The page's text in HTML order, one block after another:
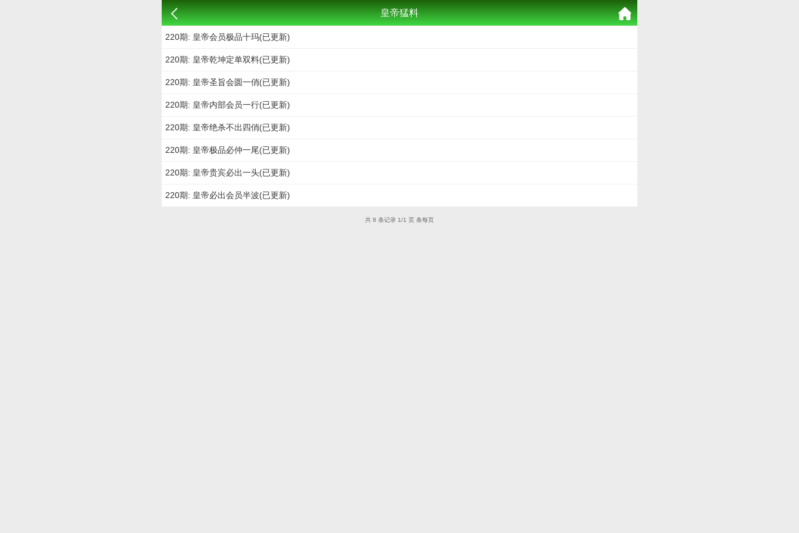
皇帝猛料
220期: 皇帝会员极品十玛(已更新)
220期: 皇帝乾坤定单双料(已更新)
220期: 皇帝圣旨会圆一俏(已更新)
220期: 皇帝内部会员一行(已更新)
220期: 皇帝绝杀不出四俏(已更新)
220期: 皇帝极品必仲一尾(已更新)
220期: 皇帝贵宾必出一头(已更新)
220期: 皇帝必出会员半波(已更新)
共 8 条记录 1/1 页 条每页